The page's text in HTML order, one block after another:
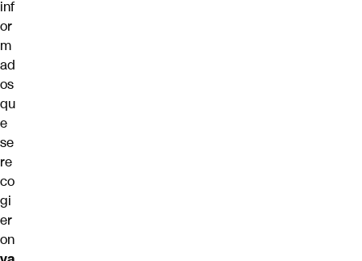
inf
or
m
ad
os
qu
e
se
re
co
gi
er
on